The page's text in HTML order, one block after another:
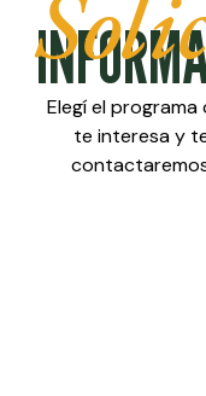
Elegí el programa
te interesa y